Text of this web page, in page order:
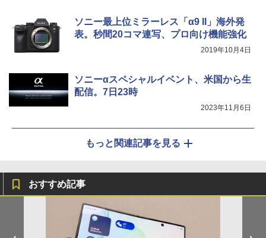
ソニー最上位ミラーレス「α9 II」海外発
表。秒間20コマ連写、プロ向け機能強化
2019年10月4日
ソニーαスペシャルイベント、米国から生
配信。7日23時
2023年11月6日
もっと関連記事を見る
おすすめ記事